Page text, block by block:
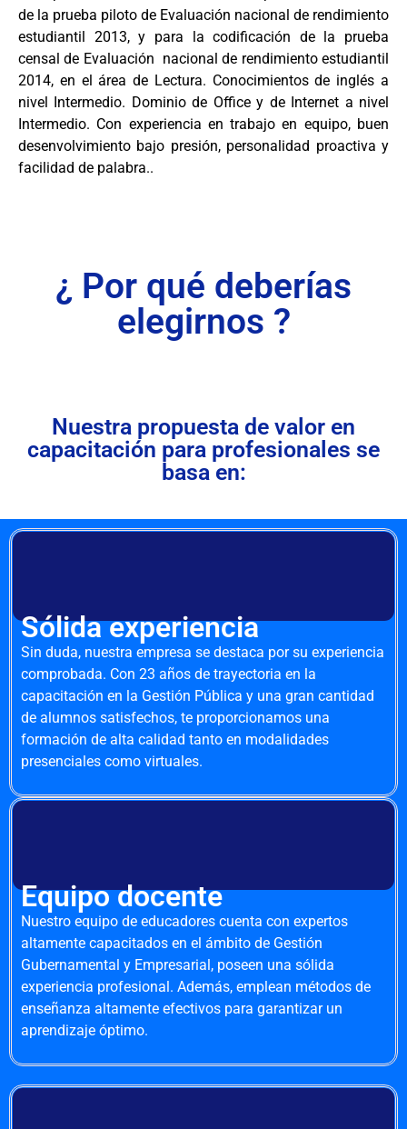
de la prueba piloto de Evaluación nacional de rendimiento
estudiantil 2013, y para la codificación de la prueba
censal de Evaluación nacional de rendimiento estudiantil
2014, en el área de Lectura. Conocimientos de inglés a
nivel Intermedio. Dominio de Office y de Internet a nivel
Intermedio. Con experiencia en trabajo en equipo, buen
desenvolvimiento bajo presión, personalidad proactiva y
facilidad de palabra..
¿ Por qué deberías
elegirnos ?
Nuestra propuesta de valor en
capacitación para profesionales se
basa en:
Sólida experiencia
Sin duda, nuestra empresa se destaca por su experiencia
comprobada. Con 23 años de trayectoria en la
capacitación en la Gestión Pública y una gran cantidad
de alumnos satisfechos, te proporcionamos una
formación de alta calidad tanto en modalidades
presenciales como virtuales.
Equipo docente
Nuestro equipo de educadores cuenta con expertos
altamente capacitados en el ámbito de Gestión
Gubernamental y Empresarial, poseen una sólida
experiencia profesional. Además, emplean métodos de
enseñanza altamente efectivos para garantizar un
aprendizaje óptimo.